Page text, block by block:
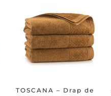
TOSCANA – Drap de